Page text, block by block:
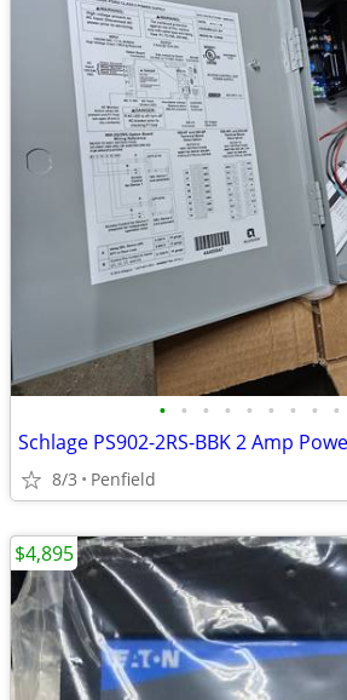
• • • • • • • • •
8/3 Penfield
$4,895